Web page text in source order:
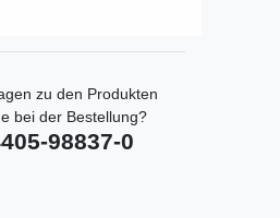
zu den Produkten
bei der Bestellung?
98837-0